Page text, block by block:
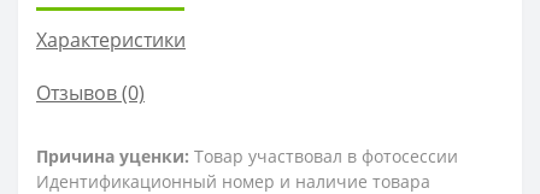
Характеристики
Отзывов (0)
Причина уценки: Товар участвовал в фотосессии
Идентификационный номер и наличие товара